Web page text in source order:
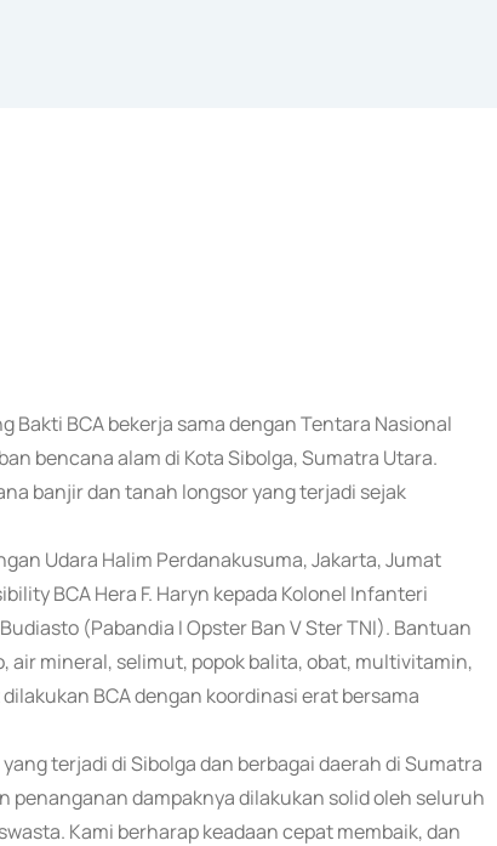
Bakti BCA bekerja sama dengan Tentara Nasional
bencana alam di Kota Sibolga, Sumatra Utara.
banjir dan tanah longsor yang terjadi sejak
Udara Halim Perdanakusuma, Jakarta, Jumat
BCA Hera F. Haryn kepada Kolonel Infanteri
(Pabandia I Opster Ban V Ster TNI). Bantuan
mineral, selimut, popok balita, obat, multivitamin,
BCA dengan koordinasi erat bersama
terjadi di Sibolga dan berbagai daerah di Sumatra
penanganan dampaknya dilakukan solid oleh seluruh
Kami berharap keadaan cepat membaik, dan